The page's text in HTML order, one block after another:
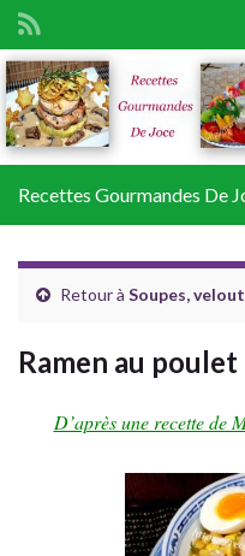
Search for:
Recettes Gourmandes De
Retour à Soupes,
Ramen au poulet
D’après une recette de